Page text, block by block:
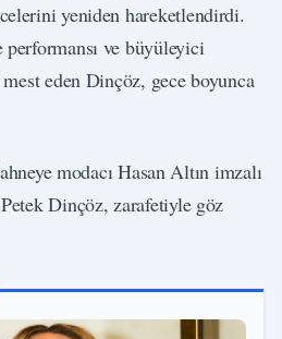
yeniden hareketlendirdi.
ve büyüleyici
eden Dinçöz, gece boyunca
modacı Hasan Altın imzalı
Petek Dinçöz, zarafetiyle göz